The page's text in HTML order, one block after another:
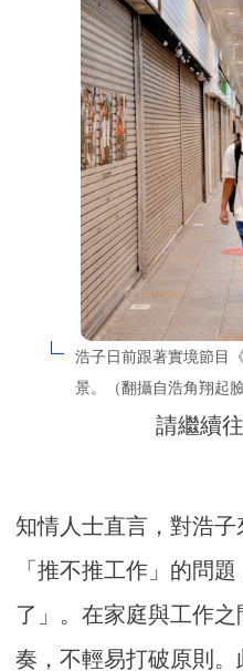
浩子日前跟著實境節目
景。（翻攝自浩角翔起臉
請繼續
知情人士直言，對浩
「推不推工作」的問
了」。在家庭與工作
奏，不輕易打破原則